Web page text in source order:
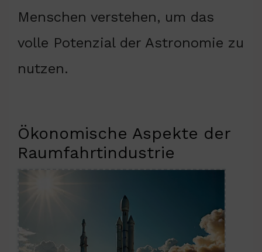
Menschen verstehen, um das
volle Potenzial der Astronomie zu
nutzen.
Ökonomische Aspekte der
Raumfahrtindustrie